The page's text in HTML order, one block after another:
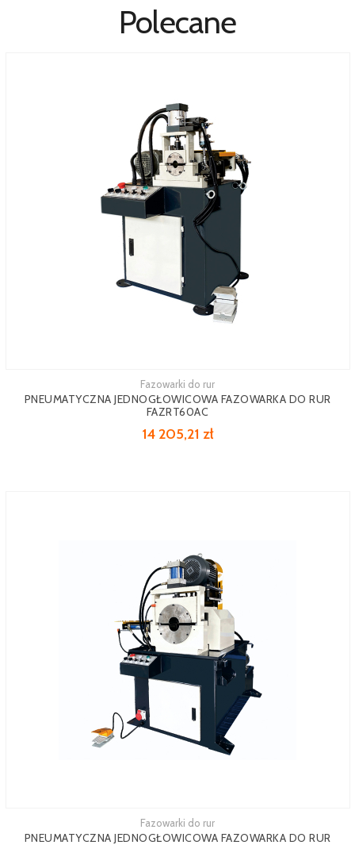
Polecane
Fazowarki do rur
PNEUMATYCZNA JEDNOGŁOWICOWA FAZOWARKA DO RUR
FAZRT60AC
14 205,21 zł
Fazowarki do rur
PNEUMATYCZNA JEDNOGŁOWICOWA FAZOWARKA DO RUR